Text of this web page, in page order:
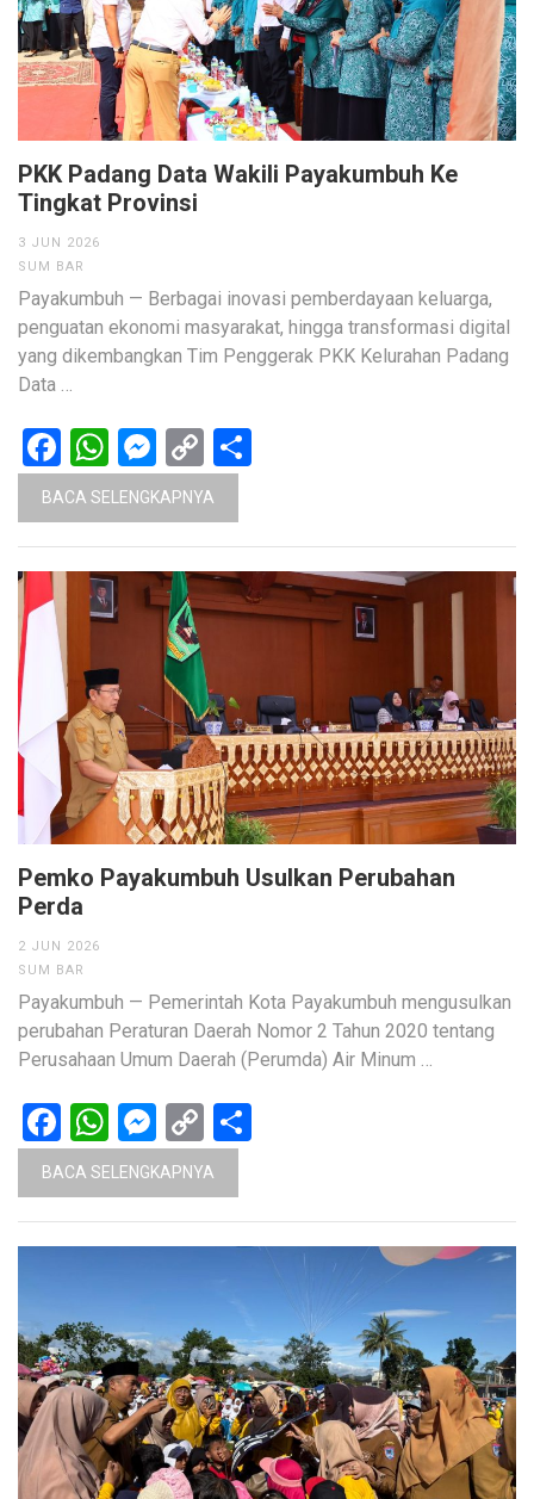
PKK Padang Data Wakili Payakumbuh Ke
Tingkat Provinsi
3 JUN 2026
SUM BAR
Payakumbuh — Berbagai inovasi pemberdayaan keluarga,
penguatan ekonomi masyarakat, hingga transformasi digital
yang dikembangkan Tim Penggerak PKK Kelurahan Padang
Data …
Facebook
WhatsApp
Messenger
Copy
Link
BACA SELENGKAPNYA
Pemko Payakumbuh Usulkan Perubahan
Perda
2 JUN 2026
SUM BAR
Payakumbuh — Pemerintah Kota Payakumbuh mengusulkan
perubahan Peraturan Daerah Nomor 2 Tahun 2020 tentang
Perusahaan Umum Daerah (Perumda) Air Minum …
Facebook
WhatsApp
Messenger
Copy
Link
BACA SELENGKAPNYA